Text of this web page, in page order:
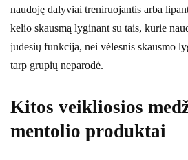
naudoję dalyviai treniruojantis arba
kelio skausmą lyginant su tais, kurie
judesių funkcija, nei vėlesnis skausmo
tarp grupių neparodė.
Kitos veikliosios
mentolio produktai